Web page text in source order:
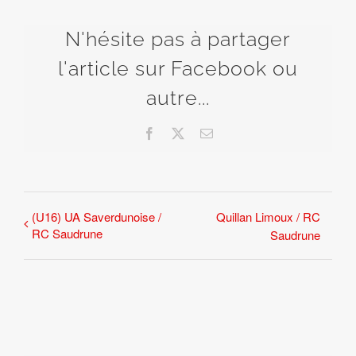
N'hésite pas à partager
l'article sur Facebook ou
autre...
Facebook Email
(U16) UA Saverdunoise /
RC Saudrune
Quillan Limoux / RC
Saudrune